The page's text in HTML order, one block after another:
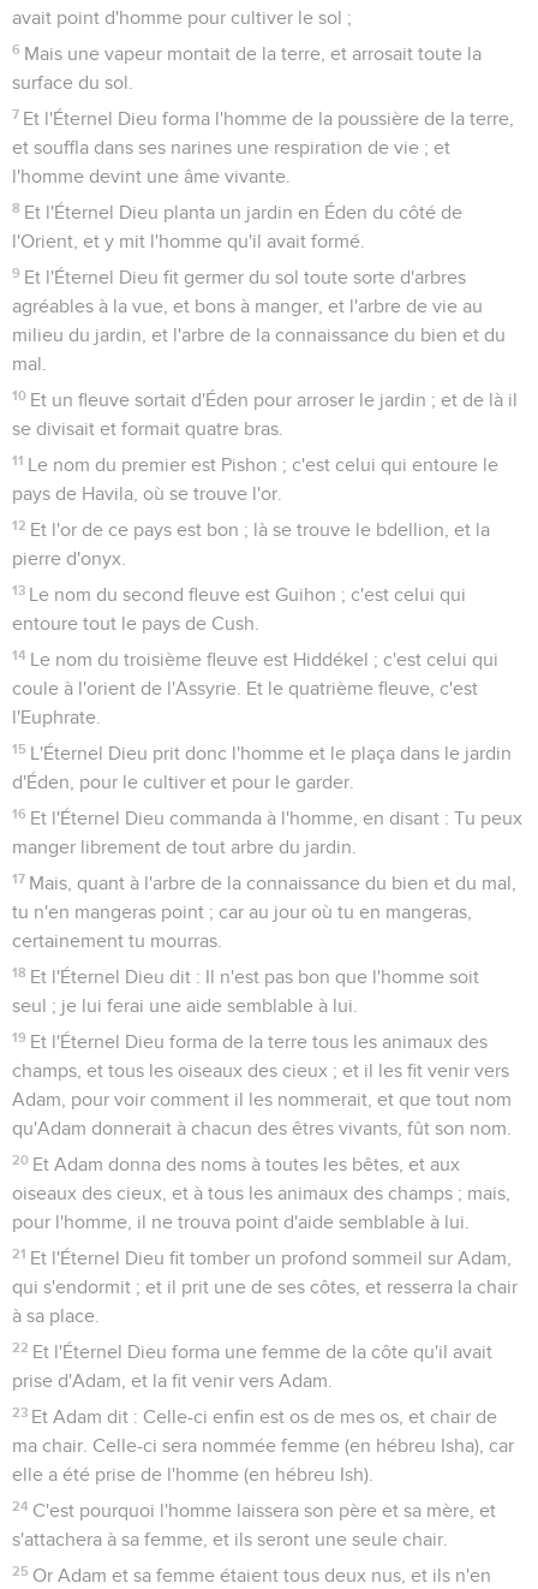
avait point d'homme pour cultiver le sol ;
6 Mais une vapeur montait de la terre, et arrosait toute la
surface du sol.
7 Et l'Éternel Dieu forma l'homme de la poussière de la terre,
et souffla dans ses narines une respiration de vie ; et
l'homme devint une âme vivante.
8 Et l'Éternel Dieu planta un jardin en Éden du côté de
l'Orient, et y mit l'homme qu'il avait formé.
9 Et l'Éternel Dieu fit germer du sol toute sorte d'arbres
agréables à la vue, et bons à manger, et l'arbre de vie au
milieu du jardin, et l'arbre de la connaissance du bien et du
mal.
10 Et un fleuve sortait d'Éden pour arroser le jardin ; et de là il
se divisait et formait quatre bras.
11 Le nom du premier est Pishon ; c'est celui qui entoure le
pays de Havila, où se trouve l'or.
12 Et l'or de ce pays est bon ; là se trouve le bdellion, et la
pierre d'onyx.
13 Le nom du second fleuve est Guihon ; c'est celui qui
entoure tout le pays de Cush.
14 Le nom du troisième fleuve est Hiddékel ; c'est celui qui
coule à l'orient de l'Assyrie. Et le quatrième fleuve, c'est
l'Euphrate.
15 L'Éternel Dieu prit donc l'homme et le plaça dans le jardin
d'Éden, pour le cultiver et pour le garder.
16 Et l'Éternel Dieu commanda à l'homme, en disant : Tu peux
manger librement de tout arbre du jardin.
17 Mais, quant à l'arbre de la connaissance du bien et du mal,
tu n'en mangeras point ; car au jour où tu en mangeras,
certainement tu mourras.
18 Et l'Éternel Dieu dit : Il n'est pas bon que l'homme soit
seul ; je lui ferai une aide semblable à lui.
19 Et l'Éternel Dieu forma de la terre tous les animaux des
champs, et tous les oiseaux des cieux ; et il les fit venir vers
Adam, pour voir comment il les nommerait, et que tout nom
qu'Adam donnerait à chacun des êtres vivants, fût son nom.
20 Et Adam donna des noms à toutes les bêtes, et aux
oiseaux des cieux, et à tous les animaux des champs ; mais,
pour l'homme, il ne trouva point d'aide semblable à lui.
21 Et l'Éternel Dieu fit tomber un profond sommeil sur Adam,
qui s'endormit ; et il prit une de ses côtes, et resserra la chair
à sa place.
22 Et l'Éternel Dieu forma une femme de la côte qu'il avait
prise d'Adam, et la fit venir vers Adam.
23 Et Adam dit : Celle-ci enfin est os de mes os, et chair de
ma chair. Celle-ci sera nommée femme (en hébreu Isha), car
elle a été prise de l'homme (en hébreu Ish).
24 C'est pourquoi l'homme laissera son père et sa mère, et
s'attachera à sa femme, et ils seront une seule chair.
25 Or Adam et sa femme étaient tous deux nus, et ils n'en